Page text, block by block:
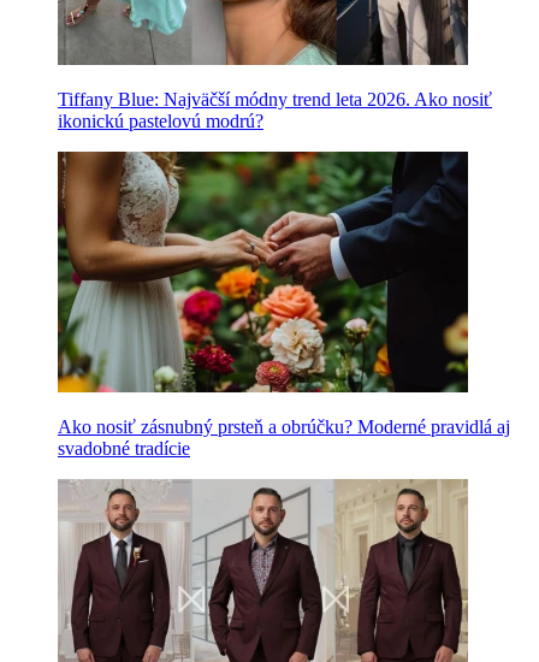
Tiffany Blue: Najväčší módny trend leta 2026. Ako nosiť
ikonickú pastelovú modrú?
Ako nosiť zásnubný prsteň a obrúčku? Moderné pravidlá aj
svadobné tradície